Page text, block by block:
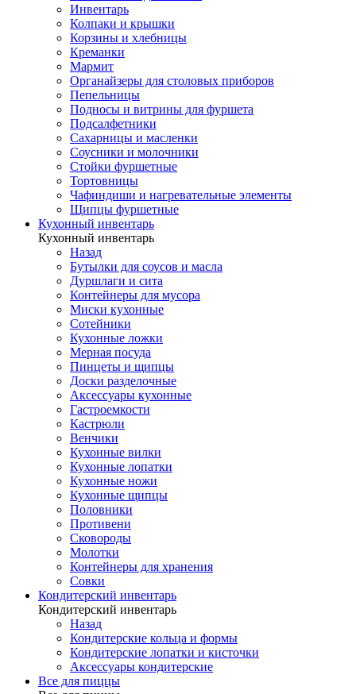
Инвентарь
Колпаки и крышки
Корзины и хлебницы
Креманки
Мармит
Органайзеры для столовых приборов
Пепельницы
Подносы и витрины для фуршета
Подсалфетники
Сахарницы и масленки
Соусники и молочники
Стойки фуршетные
Тортовницы
Чафиндиши и нагревательные элементы
Щипцы фуршетные
Кухонный инвентарь
Кухонный инвентарь
Назад
Бутылки для соусов и масла
Дуршлаги и сита
Контейнеры для мусора
Миски кухонные
Сотейники
Кухонные ложки
Мерная посуда
Пинцеты и щипцы
Доски разделочные
Аксессуары кухонные
Гастроемкости
Кастрюли
Венчики
Кухонные вилки
Кухонные лопатки
Кухонные ножи
Кухонные щипцы
Половники
Противени
Сковороды
Молотки
Контейнеры для хранения
Совки
Кондитерский инвентарь
Кондитерский инвентарь
Назад
Кондитерские кольца и формы
Кондитерские лопатки и кисточки
Аксессуары кондитерские
Все для пиццы